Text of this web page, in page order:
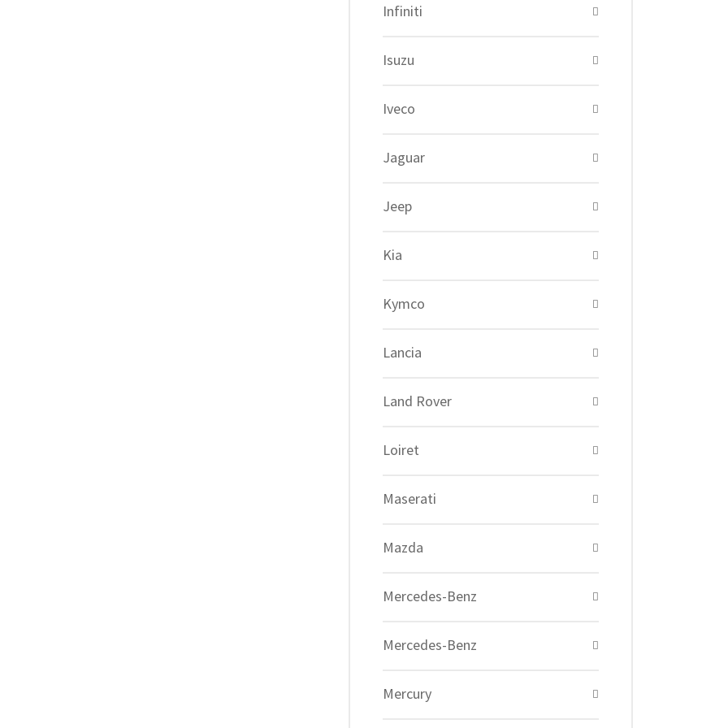
Infiniti
Isuzu
Iveco
Jaguar
Jeep
Kia
Kymco
Lancia
Land Rover
Loiret
Maserati
Mazda
Mercedes-Benz
Mercedes-Benz
Mercury